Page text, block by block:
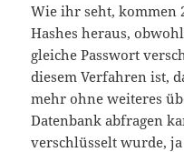
Wie ihr seht, kommen
Hashes heraus,
gleiche Passwort
diesem Verfahren ist,
mehr ohne weiteres
Datenbank abfragen
verschlüsselt wurde,